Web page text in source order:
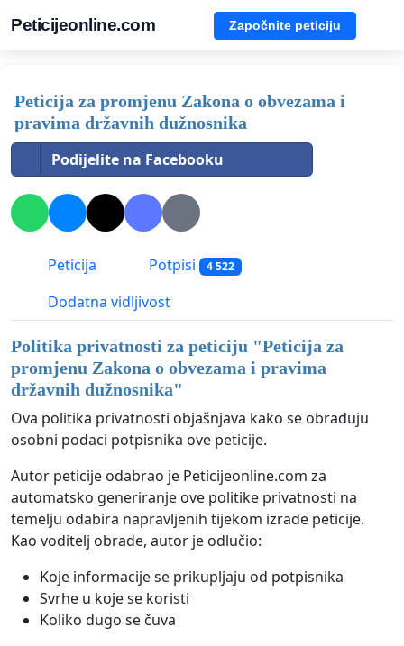
Peticijeonline.com Započnite peticiju
Peticija za promjenu Zakona o obvezama i
pravima državnih dužnosnika
Podijelite na Facebooku
Peticija Potpisi 4 522
Dodatna vidljivost
Politika privatnosti za peticiju "Peticija za
promjenu Zakona o obvezama i pravima
državnih dužnosnika"
Ova politika privatnosti objašnjava kako se obrađuju
osobni podaci potpisnika ove peticije.
Autor peticije odabrao je Peticijeonline.com za
automatsko generiranje ove politike privatnosti na
temelju odabira napravljenih tijekom izrade peticije.
Kao voditelj obrade, autor je odlučio:
Koje informacije se prikupljaju od potpisnika
Svrhe u koje se koristi
Koliko dugo se čuva